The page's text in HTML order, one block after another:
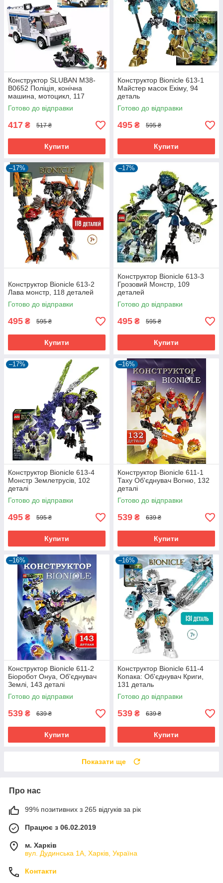
Конструктор SLUBAN M38-
B0652 Поліція, конічна
машина, мотоцикл, 117
деталей
Готово до відправки
417 ₴ 517 ₴
Купити
Конструктор Bionicle 613-1
Майстер масок Екіму, 94
деталь
Готово до відправки
495 ₴ 595 ₴
Купити
–17%
Конструктор Bionicle 613-2
Лава монстр, 118 деталей
Готово до відправки
495 ₴ 595 ₴
Купити
–17%
Конструктор Bionicle 613-3
Грозовий Монстр, 109
деталей
Готово до відправки
495 ₴ 595 ₴
Купити
–17%
Конструктор Bionicle 613-4
Монстр Землетрусів, 102
деталі
Готово до відправки
495 ₴ 595 ₴
Купити
–16%
Конструктор Bionicle 611-1
Таху Об'єднувач Вогню, 132
деталі
Готово до відправки
539 ₴ 639 ₴
Купити
–16%
Конструктор Bionicle 611-2
Біоробот Онуа, Об'єднувач
Землі, 143 деталі
Готово до відправки
539 ₴ 639 ₴
Купити
–16%
Конструктор Bionicle 611-4
Копака: Об'єднувач Криги,
131 деталь
Готово до відправки
539 ₴ 639 ₴
Купити
Показати ще
Про нас
99% позитивних з 265 відгуків за рік
Працює з 06.02.2019
м. Харків
вул. Дудинська 1А, Харків, Україна
Контакти